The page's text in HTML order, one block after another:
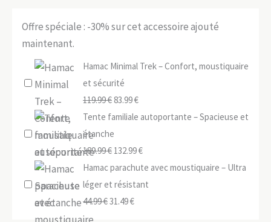
Offre spéciale : -30% sur cet accessoire ajouté
maintenant.
Hamac Minimal Trek – Confort, moustiquaire
et sécurité
119.99€Le
prix
initial
était :
119.99 €.
83.99€Le
prix
est :
83.99 €.
Tente familiale autoportante – Spacieuse et
étanche
189.99€ Le
prix
initial
était :
132.99€Le
prix
actuel
Hamac parachute avec moustiquaire – Ultra
léger et résistant
44.99€Le
31.49€Le